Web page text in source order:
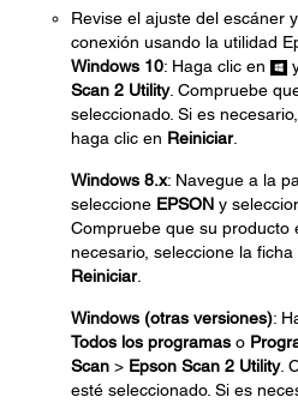
Revise el ajuste del escáner
conexión usando la utilidad
Windows 10: Haga clic en
Scan 2 Utility. Compruebe
seleccionado. Si es
haga clic en Reiniciar.
Windows 8.x: Navegue a la
seleccione EPSON y
Compruebe que su producto
necesario, seleccione la ficha
Reiniciar.
Windows (otras versiones):
Todos los programas o
Scan > Epson Scan 2 Utility.
esté seleccionado. Si es